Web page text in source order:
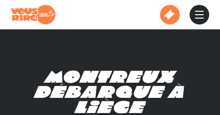
content
Montreux
débarque à
Liège